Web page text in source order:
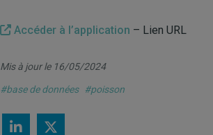
Accéder à l’application – Lien URL
Mis à jour le 16/05/2024
#base de données #poisson